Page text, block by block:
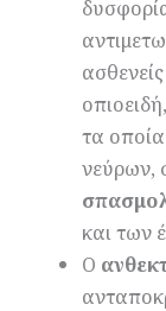
τα
νεύρων,
και των
Ο α